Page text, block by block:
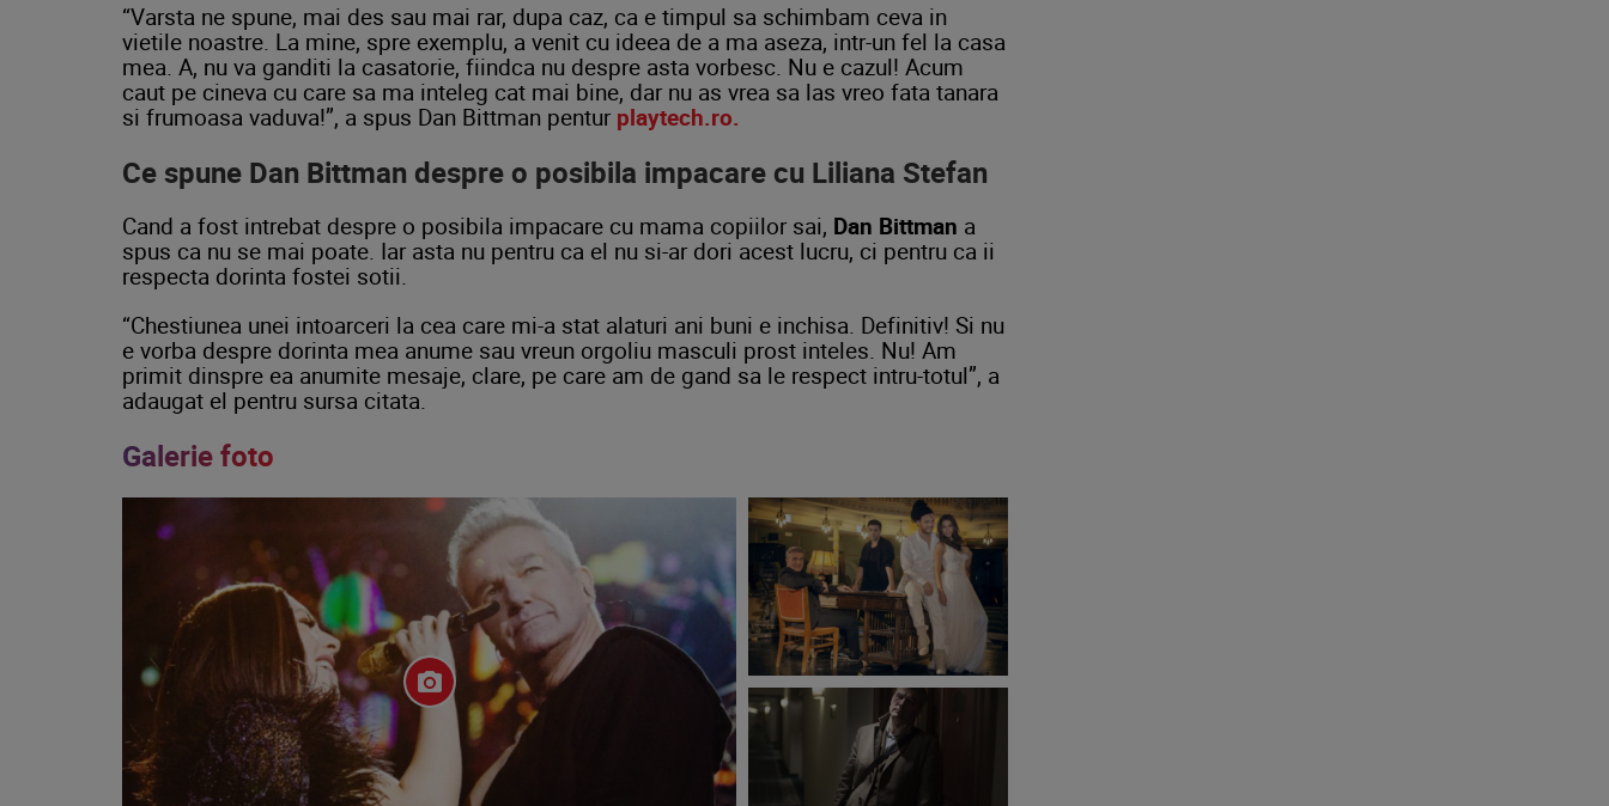
“Varsta ne spune, mai des sau mai rar, dupa caz, ca e timpul sa schimbam ceva in
vietile noastre. La mine, spre exemplu, a venit cu ideea de a ma aseza, intr-un fel la casa
mea. A, nu va ganditi la casatorie, fiindca nu despre asta vorbesc. Nu e cazul! Acum
caut pe cineva cu care sa ma inteleg cat mai bine, dar nu as vrea sa las vreo fata tanara
si frumoasa vaduva!”, a spus Dan Bittman pentur playtech.ro.
Ce spune Dan Bittman despre o posibila impacare cu Liliana Stefan
Cand a fost intrebat despre o posibila impacare cu mama copiilor sai, Dan Bittman a
spus ca nu se mai poate. Iar asta nu pentru ca el nu si-ar dori acest lucru, ci pentru ca ii
respecta dorinta fostei sotii.
“Chestiunea unei intoarceri la cea care mi-a stat alaturi ani buni e inchisa. Definitiv! Si nu
e vorba despre dorinta mea anume sau vreun orgoliu masculi prost inteles. Nu! Am
primit dinspre ea anumite mesaje, clare, pe care am de gand sa le respect intru-totul”, a
adaugat el pentru sursa citata.
Galerie foto